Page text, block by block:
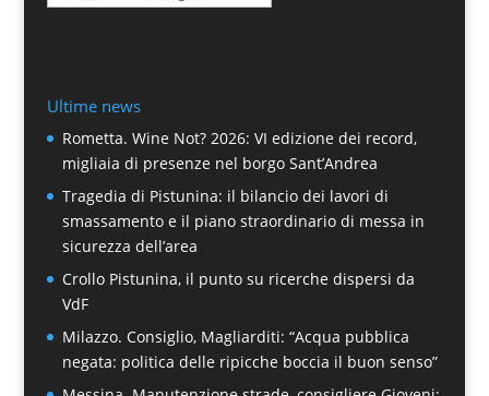
Ultime news
Rometta. Wine Not? 2026: VI edizione dei record,
migliaia di presenze nel borgo Sant’Andrea
Tragedia di Pistunina: il bilancio dei lavori di
smassamento e il piano straordinario di messa in
sicurezza dell’area
Crollo Pistunina, il punto su ricerche dispersi da
VdF
Milazzo. Consiglio, Magliarditi: “Acqua pubblica
negata: politica delle ripicche boccia il buon senso”